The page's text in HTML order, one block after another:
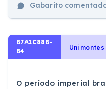
Gabarito
B7A1C88B-
B4
O período imperial